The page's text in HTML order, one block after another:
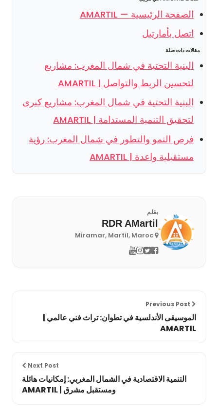
الصفحة الرئيسية — AMARTIL
اتصل بأمارتيل
مقالات ذات صلة
البنية التحتية في شمال المغرب: مشاريع
لتحسين الربط والتواصل | AMARTIL
البنية التحتية في شمال المغرب: مشاريع كبرى
لتحقيق التنمية المستدامة | AMARTIL
فرص النمو والتطور في شمال المغرب: رؤية
مستقبلية واعدة | AMARTIL
بقلم
RDR AMartil
الموسيقى الأندلسية في تطوان: تراث فني عالمي |
AMARTIL
Next Post
التنمية الاقتصادية في الشمال المغربي: إمكانيات هائلة
ومستقبل مشرق | AMARTIL